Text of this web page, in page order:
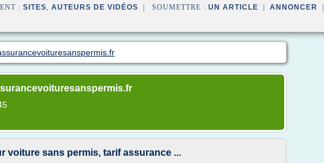
: SITES, AUTEURS DE VIDÉOS | SOUMETTRE : UN ARTICLE ANNONCER
voiture sans permis, tarif assurance ...